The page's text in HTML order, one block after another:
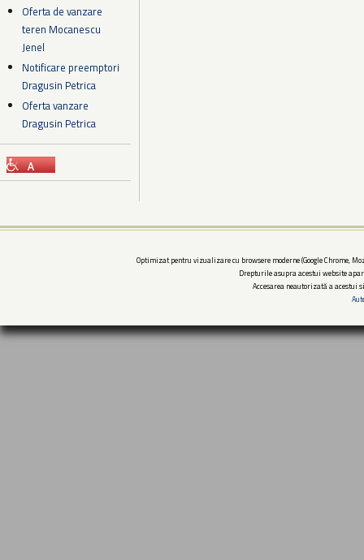
Oferta de vanzare
teren Mocanescu
Jenel
Notificare preemptori
Dragusin Petrica
Oferta vanzare
Dragusin Petrica
Optimizat pentru vizualizare cu browsere moderne (Google Chrome,
Drepturile asupra acestui website
Accesarea neautorizată a acestui